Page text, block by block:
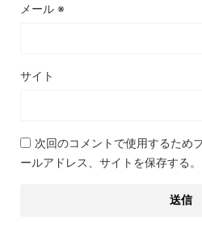
メール ※
サイト
次回のコメントで使用するため
ールアドレス、サイトを保存する。